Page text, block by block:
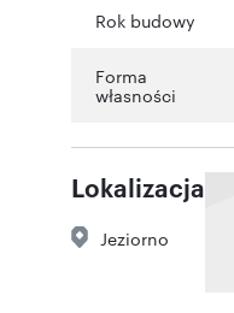
Rok budowy
Forma
własności
Lokalizacja
Jeziorno